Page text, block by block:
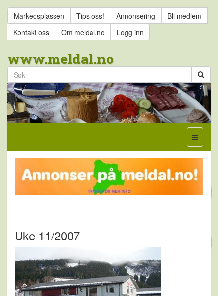
Markedsplassen Tips oss! Annonsering
Bli medlem
Kontakt oss
Om meldal.no Logg inn
www.meldal.no
Uke 11/2007